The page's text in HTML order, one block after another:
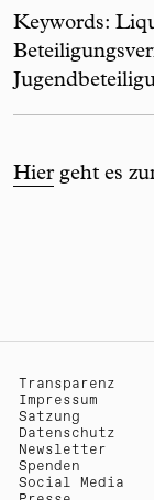
Keywords:
Hiergeht es
Transparenz
Impressum
Satzung
Datenschutz
Newsletter
Spenden
Social Media